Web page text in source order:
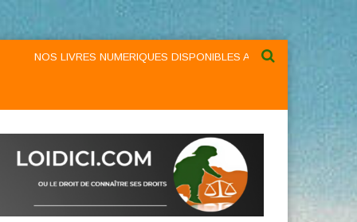
NOS LIVRES NUMERIQUES DISPONIBLES AU NIVEAU DU MENU ...NOS